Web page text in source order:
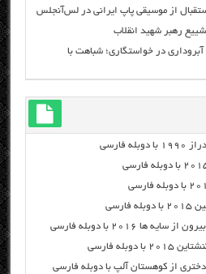
از موسیقی پاپ ایرانی در لس‌آنجلس
در خواستگاری؛ شباهت با
۲۰۱۶ با دوبله فارسی
فارسی
از کوهستان آلپ با دوبله فارسی